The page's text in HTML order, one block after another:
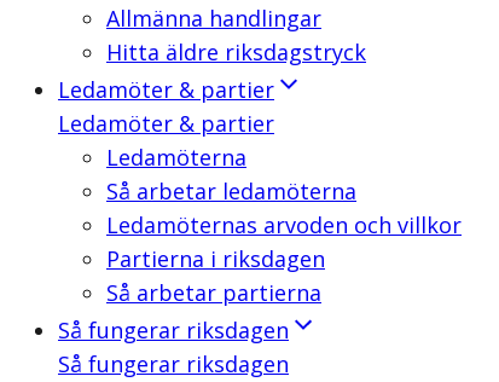
Allmänna handlingar
Hitta äldre riksdagstryck
Ledamöter & partier
Ledamöter & partier
Ledamöterna
Så arbetar ledamöterna
Ledamöternas arvoden och villkor
Partierna i riksdagen
Så arbetar partierna
Så fungerar riksdagen
Så fungerar riksdagen